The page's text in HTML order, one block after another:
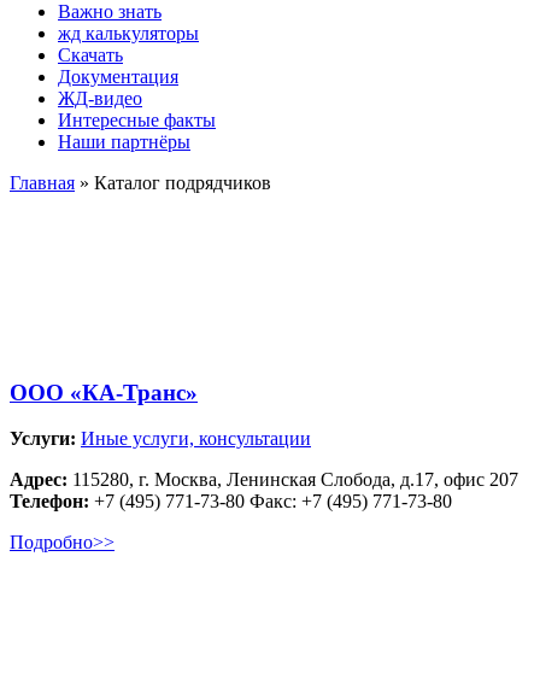
Важно знать
жд калькуляторы
Скачать
Документация
ЖД-видео
Интересные факты
Наши партнёры
Главная » Каталог подрядчиков
ООО «КА-Транс»
Услуги: Иные услуги, консультации
Адрес: 115280, г. Москва, Ленинская Слобода, д.17, офис 207
Телефон: +7 (495) 771-73-80 Факс: +7 (495) 771-73-80
Подробно>>